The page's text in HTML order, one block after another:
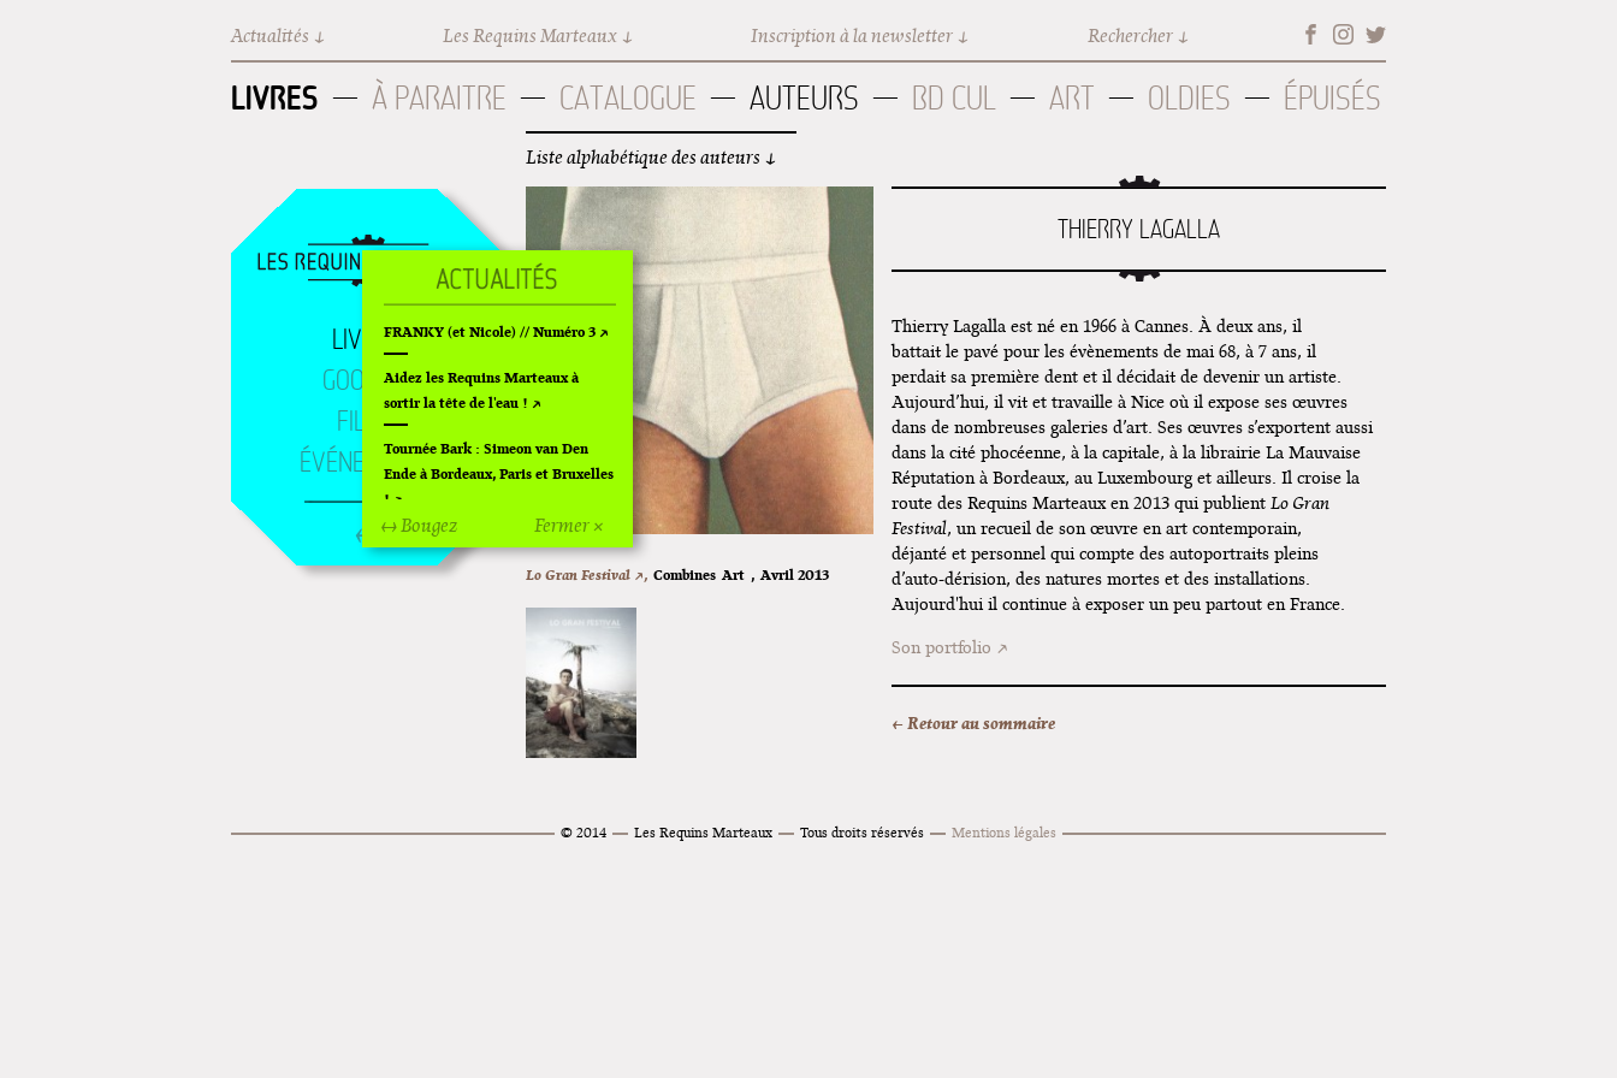
Actualités Les Requins Marteaux Inscription à la newsletter Rechercher
LIVRES À PARAITRE CATALOGUE AUTEURS BD CUL ART OLDIES ÉPUISÉS
Liste alphabétique des auteurs
LIVRES
GOODIES
FILMS
ÉVÉNEMENTS
Lo Gran Festival ↗, Combines Art , Avril 2013
THIERRY LAGALLA
Thierry Lagalla est né en 1966 à Cannes. À deux ans, il
battait le pavé pour les évènements de mai 68, à 7 ans, il
perdait sa première dent et il décidait de devenir un artiste.
Aujourd’hui, il vit et travaille à Nice où il expose ses œuvres
dans de nombreuses galeries d’art. Ses œuvres s’exportent aussi
dans la cité phocéenne, à la capitale, à la librairie La Mauvaise
Réputation à Bordeaux, au Luxembourg et ailleurs. Il croise la
route des Requins Marteaux en 2013 qui publientLo Gran
Festival, un recueil de son œuvre en art contemporain,
déjanté et personnel qui compte des autoportraits pleins
d’auto-dérision, des natures mortes et des installations.
Aujourd'hui il continue à exposer un peu partout en France.
Son portfolio
← Retour au sommaire
© 2014 Les Requins Marteaux Tous droits réservés Mentions légales
Fermer ×
↔ Bougez
FRANKY (et Nicole) // Numéro 3
Aidez les Requins Marteaux à
sortir la tête de l'eau !
Tournée Bark : Simeon van Den
Ende à Bordeaux, Paris et Bruxelles
!
Off Of Off d'Angoulême 2024
Lancements de "Ras le bol" de